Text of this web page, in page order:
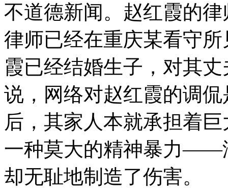
不道德新闻。赵红霞的
律师已经在重庆某看守
霞已经结婚生子，对其
说，网络对赵红霞的调
后，其家人本就承担着
一种莫大的精神暴力——
却无耻地制造了伤害。